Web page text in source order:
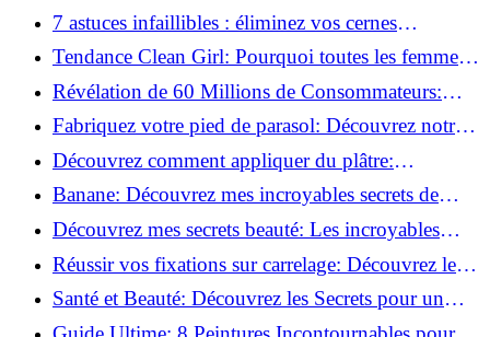
pour Chaque Matériau!
7 astuces infaillibles : éliminez vos cernes
rapidement !
Tendance Clean Girl: Pourquoi toutes les femmes
l'adoptent?
Révélation de 60 Millions de Consommateurs:
Découvrez le meilleur fond de teint pour votre
peau!
Fabriquez votre pied de parasol: Découvrez notre
tutoriel facile !
Découvrez comment appliquer du plâtre:
Techniques pour un mur intérieur parfait!
Banane: Découvrez mes incroyables secrets de
beauté!
Découvrez mes secrets beauté: Les incroyables
vertus du curcuma!
Réussir vos fixations sur carrelage: Découvrez les
astuces infaillibles !
Santé et Beauté: Découvrez les Secrets pour un
Bien-être Optimal!